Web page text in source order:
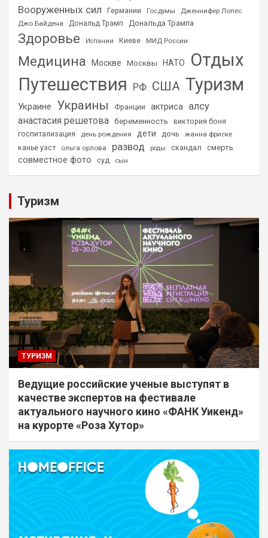
Вооруженных сил Германии Госдумы
Дженнифер Лопес
Джо Байдена
Дональд Трамп Дональда Трампа
Здоровье Испании Киеве МИД России
Медицина Москве Москвы НАТО
Отдых
Путешествия РФ США Туризм
Украине Украины Франции актриса алсу
анастасия решетова беременность
виктория боня
госпитализация
день рождения дети дочь
жанна фриске
канье уэст
ольга орлова развод роды скандал смерть
совместное фото суд сын
Туризм
ТУРИЗМ
Ведущие российские ученые выступят в
качестве экспертов на фестивале
актуального научного кино «ФАНК Уикенд»
на курорте «Роза Хутор»